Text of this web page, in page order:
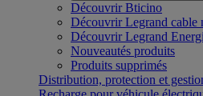
Découvrir Bticino
Découvrir Legrand cable
Découvrir Legrand
Nouveautés produits
Produits supprimés
Distribution, protection et